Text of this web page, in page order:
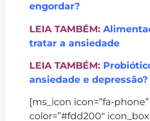
engordar?
LEIA TAMBÉM:
tratar a ansiedade
LEIA TAMBÉM:
ansiedade e depressão?
[ms_icon icon=”fa-phone”
color=”#fdd200″